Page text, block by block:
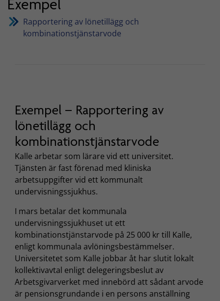
Exempel
Rapportering av lönetillägg och
kombinationstjänstarvode
Exempel – Rapportering av
lönetillägg och
kombinationstjänstarvode
Kalle arbetar som lärare vid ett universitet.
Tjänsten är fast förenad med kliniska
arbetsuppgifter vid ett kommunalt
undervisningssjukhus.
I mars betalar det kommunala
undervisningssjukhuset ut ett
kombinationstjänstarvode på 25 000 kr till Kalle,
enligt kommunala avlöningsbestämmelser.
Universitetet som Kalle jobbar åt har slutit lokalt
kollektivavtal enligt delegeringsbeslut av
Arbetsgivarverket med innebörd att sådant arvode
är pensionsgrundande i en persons anställning